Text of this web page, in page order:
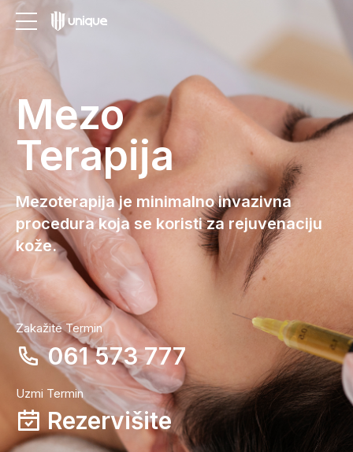
Mezo
Terapija
Mezoterapija je minimalno invazivna
procedura koja se koristi za rejuvenaciju
kože.
Zakažite Termin
061 573 777
Uzmi Termin
Rezervišite